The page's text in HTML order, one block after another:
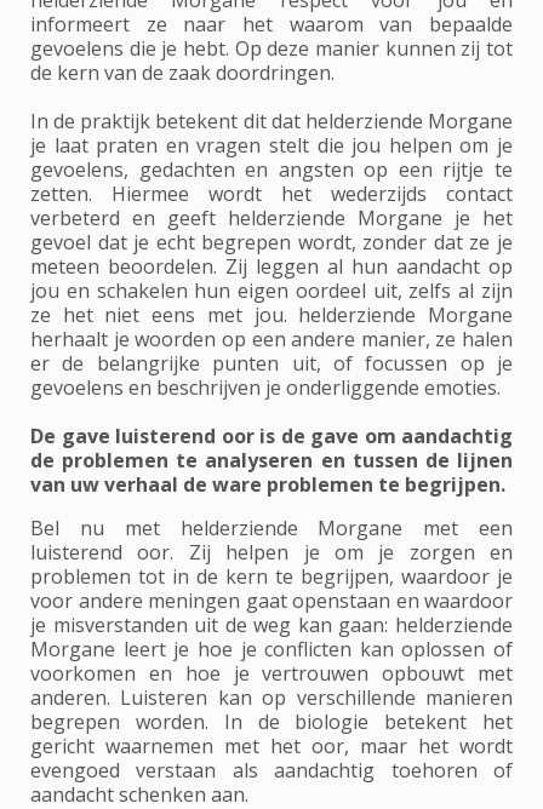
informeert ze naar het waarom van bepaalde
gevoelens die je hebt. Op deze manier kunnen zij tot
de kern van de zaak doordringen.
In de praktijk betekent dit dat helderziende Morgane
je laat praten en vragen stelt die jou helpen om je
gevoelens, gedachten en angsten op een rijtje te
zetten. Hiermee wordt het wederzijds contact
verbeterd en geeft helderziende Morgane je het
gevoel dat je echt begrepen wordt, zonder dat ze je
meteen beoordelen. Zij leggen al hun aandacht op
jou en schakelen hun eigen oordeel uit, zelfs al zijn
ze het niet eens met jou. helderziende Morgane
herhaalt je woorden op een andere manier, ze halen
er de belangrijke punten uit, of focussen op je
gevoelens en beschrijven je onderliggende emoties.
De gave luisterend oor is de gave om aandachtig
de problemen te analyseren en tussen de lijnen
van uw verhaal de ware problemen te begrijpen.
Bel nu met helderziende Morgane met een
luisterend oor. Zij helpen je om je zorgen en
problemen tot in de kern te begrijpen, waardoor je
voor andere meningen gaat openstaan en waardoor
je misverstanden uit de weg kan gaan: helderziende
Morgane leert je hoe je conflicten kan oplossen of
voorkomen en hoe je vertrouwen opbouwt met
anderen. Luisteren kan op verschillende manieren
begrepen worden. In de biologie betekent het
gericht waarnemen met het oor, maar het wordt
evengoed verstaan als aandachtig toehoren of
aandacht schenken aan.